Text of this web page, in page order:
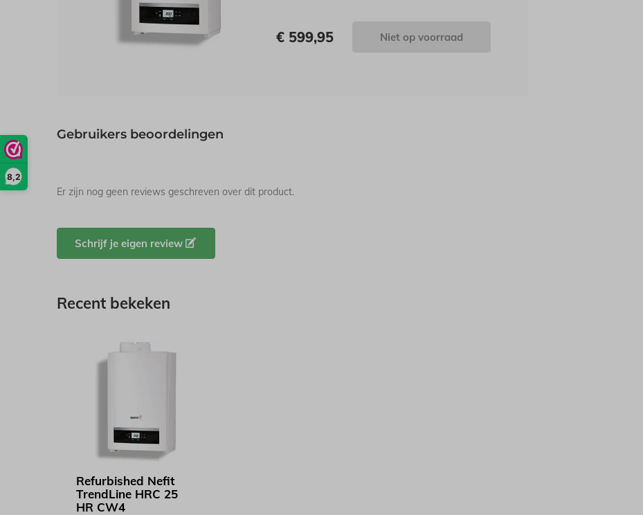
8,2
€ 599,95 Niet op voorraad
Gebruikers beoordelingen
Er zijn nog geen reviews geschreven over dit product.
Schrijf je eigen review
Recent bekeken
Refurbished Nefit
TrendLine HRC 25
HR CW4